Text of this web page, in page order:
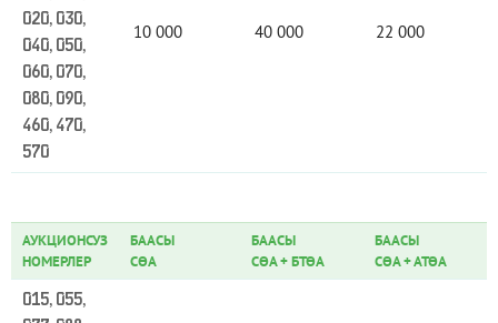
020, 030,
040, 050,
060, 070,
080, 090,
460, 470,
570
10 000 40 000 22 000
АУКЦИОНСУЗ
НОМЕРЛЕР
БААСЫ
СӨА
БААСЫ
СӨА+БТӨА
БААСЫ
СӨА+АТӨА
015, 055,